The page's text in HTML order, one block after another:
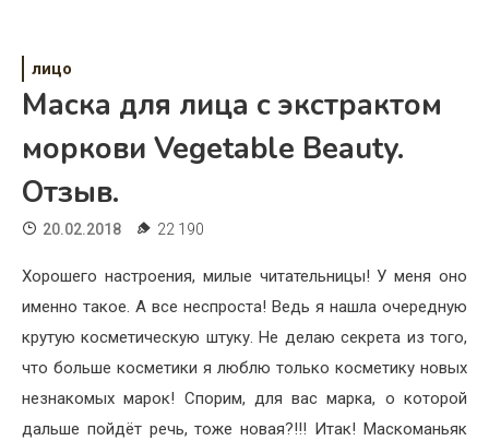
Дом
Жизнь
Хобби
Красота
Недвижимость
лицо
Маска для лица с экстрактом
моркови Vegetable Beauty.
Отзыв.
20.02.2018 22 190
Хорошего настроения, милые читательницы! У меня оно
именно такое. А все неспроста! Ведь я нашла очередную
крутую косметическую штуку. Не делаю секрета из того,
что больше косметики я люблю только косметику новых
незнакомых марок! Спорим, для вас марка, о которой
дальше пойдёт речь, тоже новая?!!! Итак! Маскоманьяк